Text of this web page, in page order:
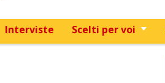
Skip to content
Interviste Scelti per voi